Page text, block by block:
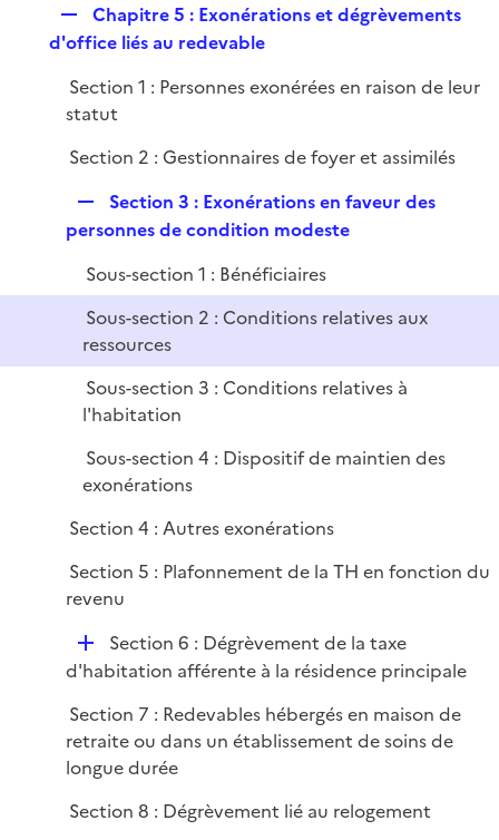
p
l
e
r
e
l
i
Chapitre 5 : Exonérations et dégrèvements
d'office liés au redevable
Section 1 : Personnes exonérées en raison de leur
statut
Section 2 : Gestionnaires de foyer et assimilés
e
l
r
Section 3 : Exonérations en faveur des
personnes de condition modeste
Sous-section 1 : Bénéficiaires
Sous-section 2 : Conditions relatives aux
ressources
Sous-section 3 : Conditions relatives à
l'habitation
Sous-section 4 : Dispositif de maintien des
exonérations
Section 4 : Autres exonérations
Section 5 : Plafonnement de la TH en fonction du
revenu
D
é
l
i
e
r
Section 6 : Dégrèvement de la taxe
d'habitation afférente à la résidence principale
Section 7 : Redevables hébergés en maison de
retraite ou dans un établissement de soins de
longue durée
Section 8 : Dégrèvement lié au relogement